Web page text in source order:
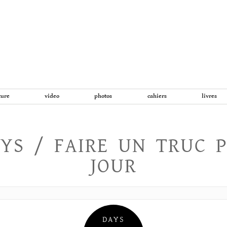
video photos cahiers livres
/ FAIRE UN TRUC
JOUR
DAYS